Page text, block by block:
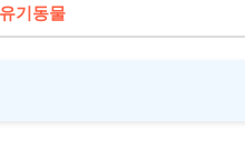
기동물